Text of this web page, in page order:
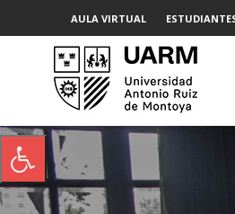
AULA VIRTUAL